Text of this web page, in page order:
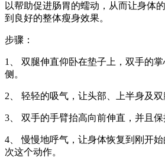
以帮助促进肠胃的蠕动，从而让身体
到良好的整体瘦身效果。
步骤：
1、 双腿伸直仰卧在垫子上，双手的
侧。
2、 轻轻的吸气，让头部、上半身及双
3、 双手的手臂抬高向前伸直，并且保
4、 慢慢地呼气，让身体恢复到刚开
次这个动作。